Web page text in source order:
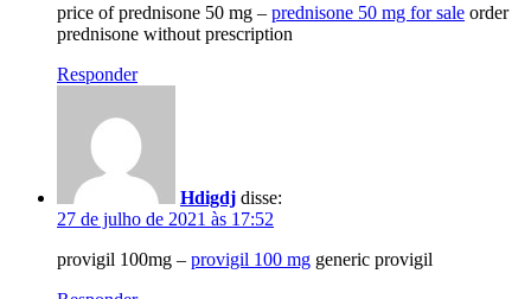
price of prednisone 50 mg – prednisone 50 mg for sale order
prednisone without prescription
Responder
Hdigdj disse:
27 de julho de 2021 às 17:52
provigil 100mg – provigil 100 mg generic provigil